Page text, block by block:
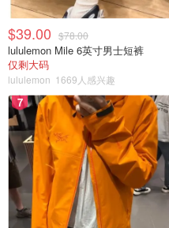
$39.00 $78.00
lululemon Mile 6英寸男士短裤
仅剩大码
lululemon 1669人感兴趣
7